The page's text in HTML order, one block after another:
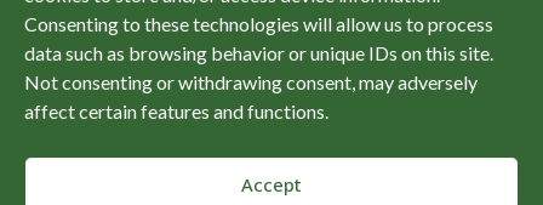
Consenting to these technologies will allow us to process
data such as browsing behavior or unique IDs on this site.
Not consenting or withdrawing consent, may adversely
affect certain features and functions.
Accept
© Sierra Club Canada, 2026. Tous les droits sont
réservés.
Politiques Accessibilité Confidentialité